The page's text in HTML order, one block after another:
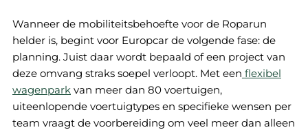
Wanneer de mobiliteitsbehoefte voor de Roparun
helder is, begint voor Europcar de volgende fase: de
planning. Juist daar wordt bepaald of een project van
deze omvang straks soepel verloopt. Met een flexibel
wagenparkvan meer dan 80 voertuigen,
uiteenlopende voertuigtypes en specifieke wensen per
team vraagt de voorbereiding om veel meer dan alleen